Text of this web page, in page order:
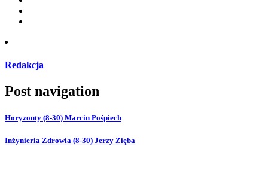
Redakcja
Post navigation
Horyzonty (8-30) Marcin Pośpiech
Inżynieria Zdrowia (8-30) Jerzy Zięba